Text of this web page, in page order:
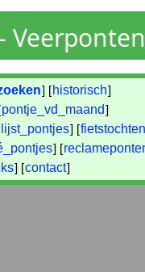
Veerponten
] [ historisch]
pontje_vd_maand]
lijst_pontjes] [fietstochten
] [
] [contact]